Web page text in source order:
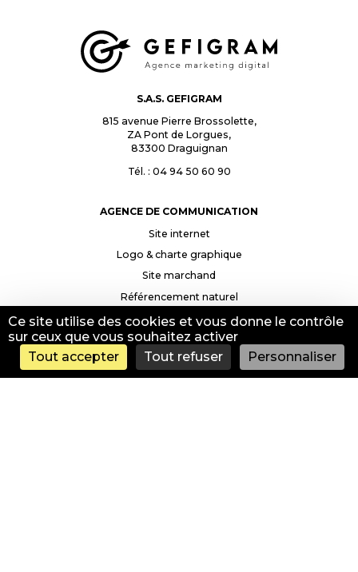
S.A.S. GEFIGRAM
815 avenue Pierre Brossolette,
ZA Pont de Lorgues,
83300 Draguignan
Tél. : 04 94 50 60 90
AGENCE DE COMMUNICATION
Site internet
Logo & charte graphique
Site marchand
Référencement naturel
Google Ads & Social Ads
INFORMATIONS
Contact & accès
Ce site utilise des cookies et vous donne le contrôle
sur ceux que vous souhaitez activer
Tout accepter
Tout refuser Personnaliser